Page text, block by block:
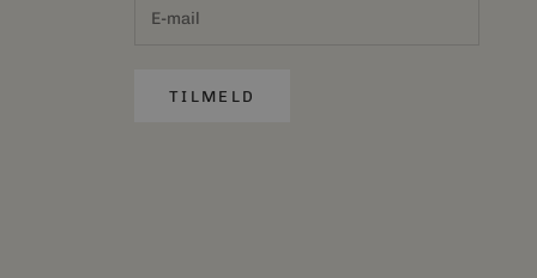
TILMELD